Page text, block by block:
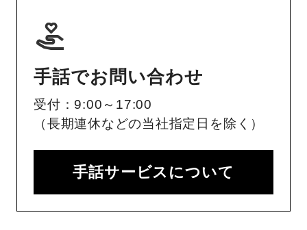
手話でお問い合わせ
受付：9:00～17:00
（長期連休などの当社指定日を除く）
手話サービスについて